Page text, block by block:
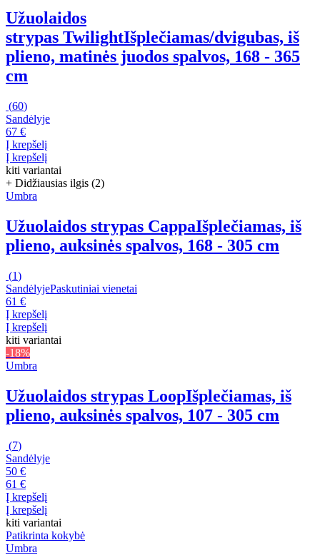
Užuolaidos
strypas TwilightIšplečiamas/dvigubas, iš
plieno, matinės juodos spalvos, 168 - 365
cm
(60)
Sandėlyje
67 €
Į krepšelį
Į krepšelį
kiti variantai
+ Didžiausias ilgis (2)
Umbra
Užuolaidos strypas CappaIšplečiamas, iš
plieno, auksinės spalvos, 168 - 305 cm
(1)
SandėlyjePaskutiniai vienetai
61 €
Į krepšelį
Į krepšelį
kiti variantai
-18%
Umbra
Užuolaidos strypas LoopIšplečiamas, iš
plieno, auksinės spalvos, 107 - 305 cm
(7)
Sandėlyje
50 €
61 €
Į krepšelį
Į krepšelį
kiti variantai
Patikrinta kokybė
Umbra